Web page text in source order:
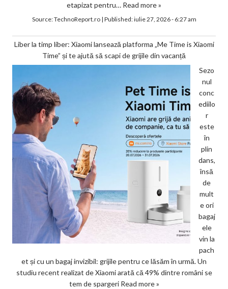
etapizat pentru… Read more »
Source:TechnoReport.ro| Published:iulie 27, 2026 - 6:27 am
Liber la timp liber: Xiaomi lansează platforma „Me Time is Xiaomi
Time” și te ajută să scapi de grijile din vacanță
Sezo
nul
conc
ediilo
r
este
în
plin
dans,
însă
de
mult
e ori
bagaj
ele
vin la
pach
et și cu un bagaj invizibil: grijile pentru ce lăsăm în urmă. Un
studiu recent realizat de Xiaomi arată că 49% dintre români se
tem de spargeri Read more »